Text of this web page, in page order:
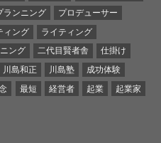
ランニング
プロデューサー
ィング
ライティング
ング 二代目賢者舎
仕掛け
川島和正 川島塾
成功体験
最短 経営者 起業
起業家